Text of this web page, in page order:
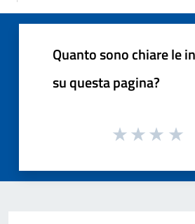
Quanto sono chiare le
su questa pagina?